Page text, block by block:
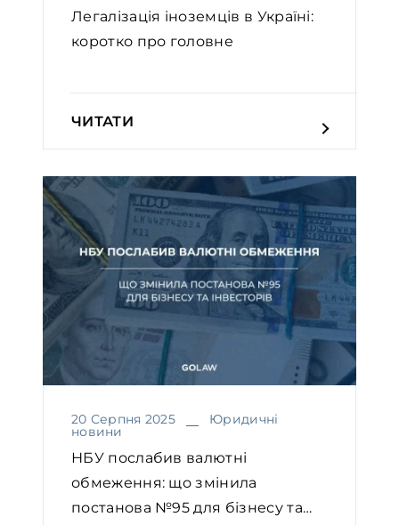
Легалізація іноземців в Україні:
коротко про головне
ЧИТАТИ
20 Серпня 2025 Юридичні
новини
НБУ послабив валютні
обмеження: що змінила
постанова №95 для бізнесу та